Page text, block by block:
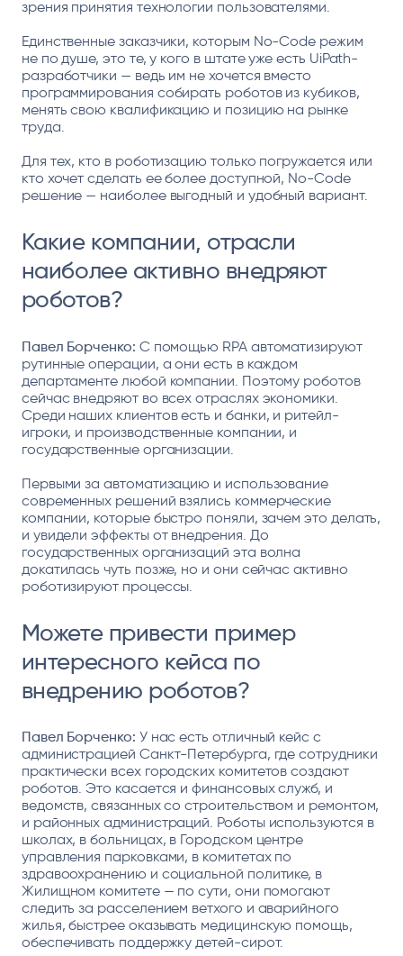
зрения принятия технологии пользователями.
Единственные заказчики, которым No-Code режим
не по душе, это те, у кого в штате уже есть UiPath-
разработчики — ведь им не хочется вместо
программирования собирать роботов из кубиков,
менять свою квалификацию и позицию на рынке
труда.
Для тех, кто в роботизацию только погружается или
кто хочет сделать ее более доступной, No-Code
решение — наиболее выгодный и удобный вариант.
Какие компании, отрасли
наиболее активно внедряют
роботов?
Павел Борченко: С помощью RPA автоматизируют
рутинные операции, а они есть в каждом
департаменте любой компании. Поэтому роботов
сейчас внедряют во всех отраслях экономики.
Среди наших клиентов есть и банки, и ритейл-
игроки, и производственные компании, и
государственные организации.
Первыми за автоматизацию и использование
современных решений взялись коммерческие
компании, которые быстро поняли, зачем это делать,
и увидели эффекты от внедрения. До
государственных организаций эта волна
докатилась чуть позже, но и они сейчас активно
роботизируют процессы.
Можете привести пример
интересного кейса по
внедрению роботов?
Павел Борченко: У нас есть отличный кейс с
администрацией Санкт-Петербурга, где сотрудники
практически всех городских комитетов создают
роботов. Это касается и финансовых служб, и
ведомств, связанных со строительством и ремонтом,
и районных администраций. Роботы используются в
школах, в больницах, в Городском центре
управления парковками, в комитетах по
здравоохранению и социальной политике, в
Жилищном комитете — по сути, они помогают
следить за расселением ветхого и аварийного
жилья, быстрее оказывать медицинскую помощь,
обеспечивать поддержку детей-сирот.